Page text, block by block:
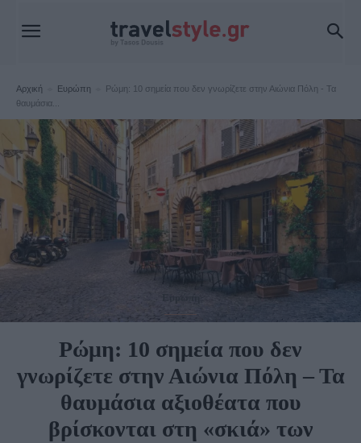
Αρχική Ευρώπη
Ρώμη: 10 σημεία που δεν γνωρίζετε στην Αιώνια Πόλη - Τα
θαυμάσια...
Ρώμη: 10 σημεία που δεν
γνωρίζετε στην Αιώνια Πόλη – Τα
θαυμάσια αξιοθέατα που
βρίσκονται στη «σκιά» των